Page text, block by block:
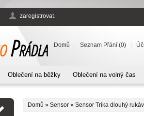
zaregistrovat.
Domů Seznam Přání (0)
Oblečení na běžky Oblečení na volný čas
Domů » Sensor » Sensor Trika dlouhý rukáv